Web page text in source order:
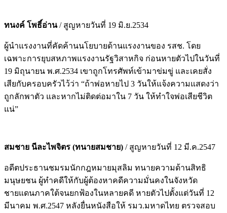
ทนงค์ โพธิ์อ่าน/ สูญหายวันที่ 19 มิ.ย.2534
ผู้นำแรงงานที่คัดค้านนโยบายด้านแรงงานของ รสช. โดย
เฉพาะการยุบสหภาพแรงงานรัฐวิสาหกิจ ก่อนหายตัวไปในวันที่
19 มิถุนายน พ.ศ.2534 เขาถูกโทรศัพท์เข้ามาข่มขู่ และเคยสั่ง
เสียกับครอบครัวไว้ว่า “ถ้าพ่อหายไป 3 วันให้แจ้งความแสดงว่า
ถูกลักพาตัว และหากไม่ติดต่อมาใน 7 วัน ให้ทำใจพ่อเสียชีวิต
แน่”
สมชาย นีละไพจิตร (ทนายสมชาย) / สูญหายวันที่ 12 มี.ค.2547
อดีตประธานชมรมนักกฎหมายมุสลิม ทนายความด้านสิทธิ
มนุษยชน ผู้ทำคดีให้กับผู้ต้องหาคดีความมั่นคงในจังหวัด
ชายแดนภาคใต้จนยกฟ้องในหลายคดี หายตัวไปตั้งแต่วันที่ 12
มีนาคม พ.ศ.2547 หลังยื่นหนังสือให้ รมว.มหาดไทย ตรวจสอบ